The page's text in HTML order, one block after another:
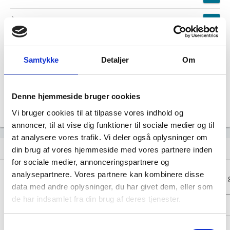
Samtykke Detaljer Om
Denne hjemmeside bruger cookies
Vi bruger cookies til at tilpasse vores indhold og
annoncer, til at vise dig funktioner til sociale medier og til
at analysere vores trafik. Vi deler også oplysninger om
din brug af vores hjemmeside med vores partnere inden
for sociale medier, annonceringspartnere og
analysepartnere. Vores partnere kan kombinere disse
data med andre oplysninger, du har givet dem, eller som
de har indsamlet fra din brug af deres tjenester.
Årsrapporten 2019-12
Årsrapporten 2018-12 file_download
Årsrapporten 2017-12
assignment Regnskaber
Resultat i 1000
DKK
2021-12 2020-12 2019-12
Nettoomsætning - -